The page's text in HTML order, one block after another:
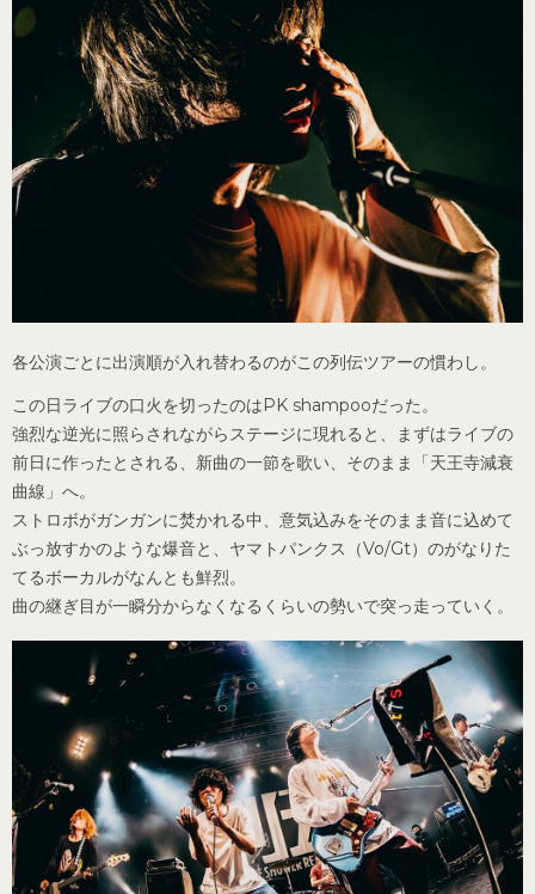
各公演ごとに出演順が入れ替わるのがこの列伝ツアーの慣わし。
この日ライブの口火を切ったのはPK shampooだった。
強烈な逆光に照らされながらステージに現れると、まずはライブの
前日に作ったとされる、新曲の一節を歌い、そのまま「天王寺減衰
曲線」へ。
ストロボがガンガンに焚かれる中、意気込みをそのまま音に込めて
ぶっ放すかのような爆音と、ヤマトパンクス（Vo/Gt）のがなりた
てるボーカルがなんとも鮮烈。
曲の継ぎ目が一瞬分からなくなるくらいの勢いで突っ走っていく。